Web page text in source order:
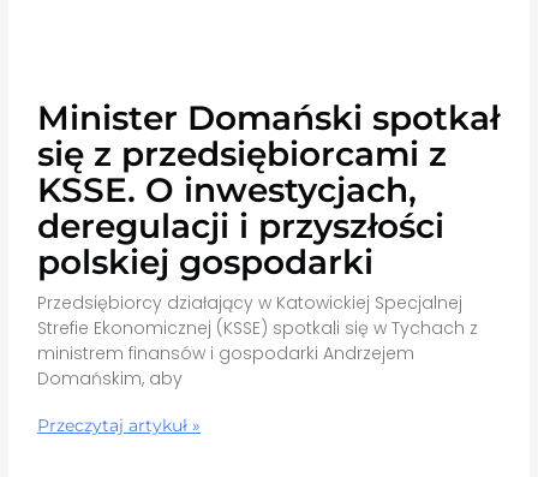
Minister Domański spotkał
się z przedsiębiorcami z
KSSE. O inwestycjach,
deregulacji i przyszłości
polskiej gospodarki
Przedsiębiorcy działający w Katowickiej Specjalnej
Strefie Ekonomicznej (KSSE) spotkali się w Tychach z
ministrem finansów i gospodarki Andrzejem
Domańskim, aby
Przeczytaj artykuł »